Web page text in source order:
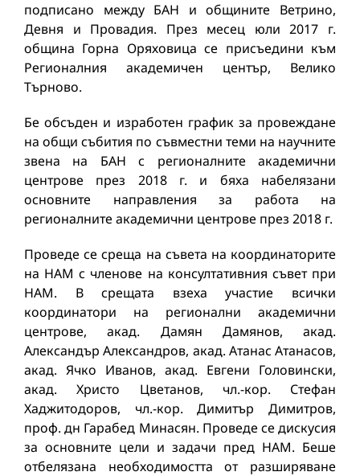
подписано между БАН и общините Ветрино,
Девня и Провадия. През месец юли 2017 г.
община Горна Оряховица се присъедини към
Регионалния академичен център, Велико
Търново.
Бе обсъден и изработен график за провеждане
на общи събития по съвместни теми на научните
звена на БАН с регионалните академични
центрове през 2018 г. и бяха набелязани
основните направления за работа на
регионалните академични центрове през 2018 г.
Проведе се среща на съвета на координаторите
на НАМ с членове на консултативния съвет при
НАМ. В срещата взеха участие всички
координатори на регионални академични
центрове, акад. Дамян Дамянов, акад.
Александър Александров, акад. Атанас Атанасов,
акад. Ячко Иванов, акад. Евгени Головински,
акад. Христо Цветанов, чл.-кор. Стефан
Хаджитодоров, чл.-кор. Димитър Димитров,
проф. дн Гарабед Минасян. Проведе се дискусия
за основните цели и задачи пред НАМ. Беше
отбелязана необходимостта от разширяване